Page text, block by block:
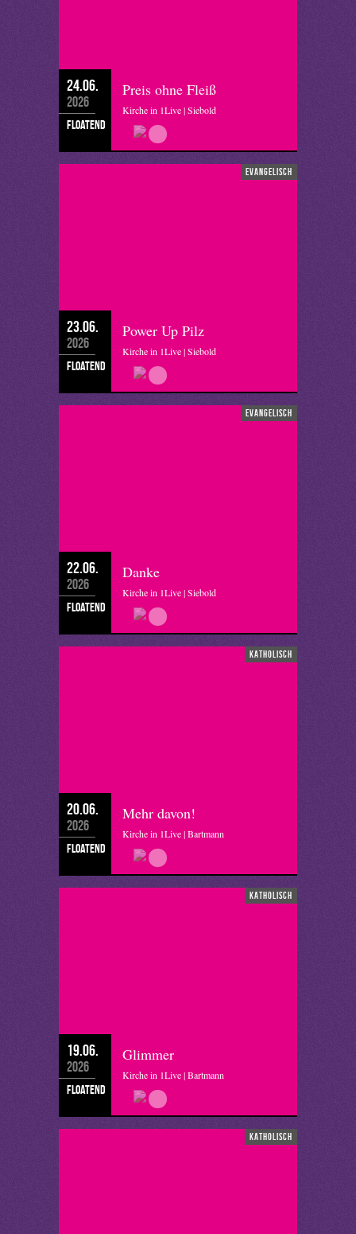
24.06.
2026
floatend
Preis ohne Fleiß
Kirche in 1Live | Siebold
evangelisch
23.06.
2026
floatend
Power Up Pilz
Kirche in 1Live | Siebold
evangelisch
22.06.
2026
floatend
Danke
Kirche in 1Live | Siebold
katholisch
20.06.
2026
floatend
Mehr davon!
Kirche in 1Live | Bartmann
katholisch
19.06.
2026
floatend
Glimmer
Kirche in 1Live | Bartmann
katholisch